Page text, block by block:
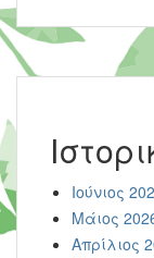
Ιούνιος
Μάιος
Απρίλιος